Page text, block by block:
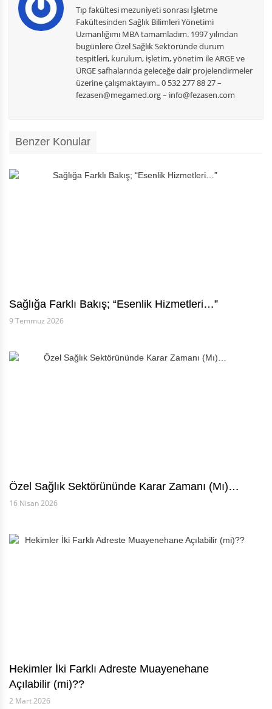
Tıp fakültesi mezuniyeti sonrası İşletme
Fakültesinden Sağlık Bilimleri Yönetimi
Uzmanlığımı MBA tamamladım. 1997 yılından
bugünlere Özel Sağlık Sektöründe durum
tespitleri, kurulum, işletim, yönetim ile ARGE ve
ÜRGE safhalarında geleceğe dair projelendirmeler
üzerine çalışmaktayım.. 0 532 277 88 27 –
fezasen@megamed.org – info@fezasen.com
Benzer Konular
Sağlığa Farklı Bakış; “Esenlik Hizmetleri…”
9 Temmuz 2026
Özel Sağlık Sektörününde Karar Zamanı (Mı)…
16 Nisan 2026
Hekimler İki Farklı Adreste Muayenehane
Açılabilir (mi)??
2 Mart 2026